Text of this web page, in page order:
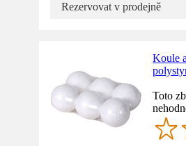
Rezervovat v prodejně
Koule
Toto